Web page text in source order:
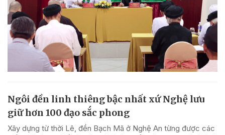
Ngôi đền linh thiêng bậc nhất xứ Nghệ lưu
giữ hơn 100 đạo sắc phong
Xây dựng từ thời Lê, đền Bạch Mã ở Nghệ An từng được các